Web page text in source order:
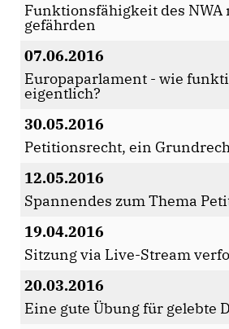
Funktionsfähigkeit des NWA
gefährden
07.06.2016
Europaparlament - wie
eigentlich?
30.05.2016
Petitionsrecht, ein
12.05.2016
Spannendes zum Thema
19.04.2016
Sitzung via Live-Stream
20.03.2016
Eine gute Übung für gelebte